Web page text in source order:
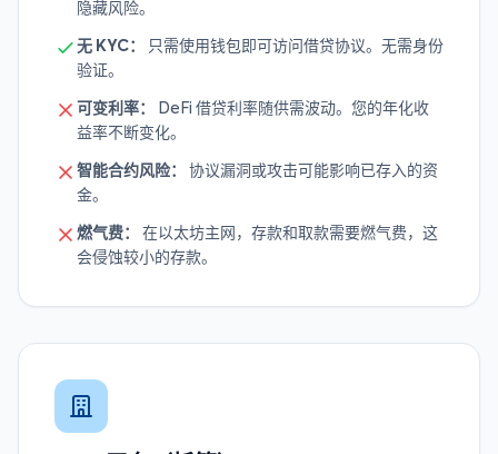
隐藏风险。
无 KYC：
只需使用钱包即可访问借贷协议。无需身份
验证。
可变利率：
DeFi 借贷利率随供需波动。您的年化收
益率不断变化。
智能合约风险：
协议漏洞或攻击可能影响已存入的资
金。
燃气费：
在以太坊主网，存款和取款需要燃气费，这
会侵蚀较小的存款。